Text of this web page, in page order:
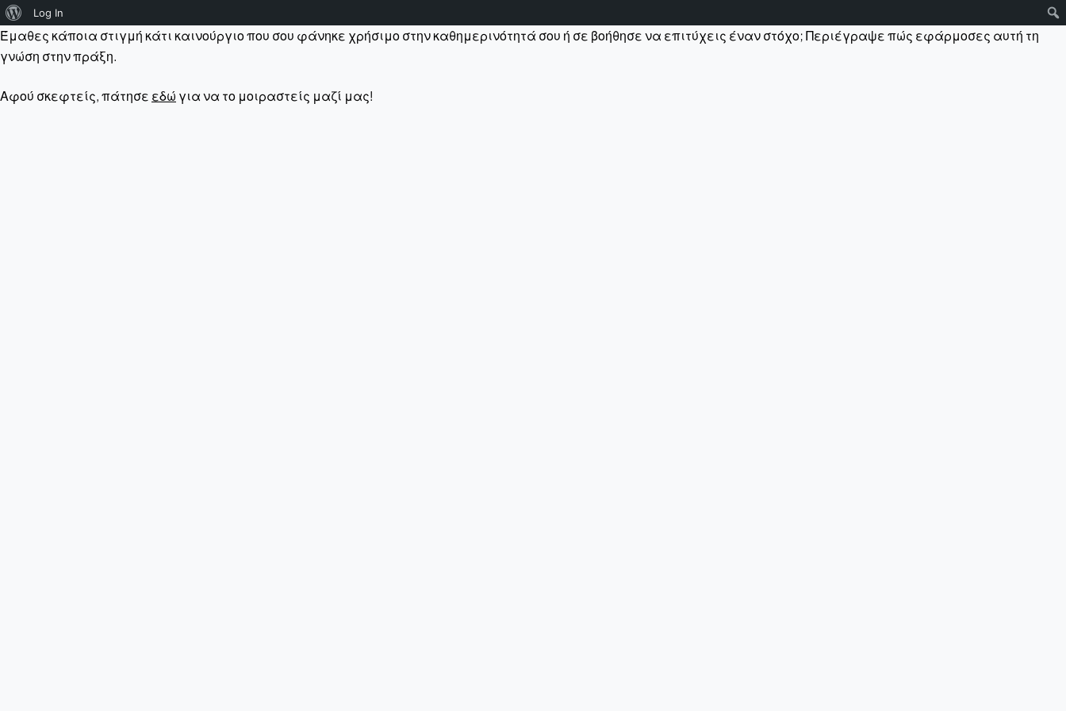
About
WordPress
Log In
Έμαθες κάποια στιγμή κάτι καινούργιο που σου φάνηκε χρήσιμο στην καθημερινότητά σου ή σε βοήθησε να επιτύχεις έναν στόχο; Περιέγραψε πώς εφάρμοσες αυτή τη
γνώση στην πράξη.
Αφού σκεφτείς, πάτησε εδώ για να το μοιραστείς μαζί μας!